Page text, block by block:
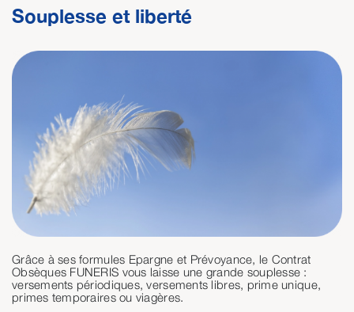
Souplesse et liberté
Grâce à ses formules Epargne et Prévoyance, le Contrat
Obsèques FUNERIS vous laisse une grande souplesse :
versements périodiques, versements libres, prime unique,
primes temporaires ou viagères.